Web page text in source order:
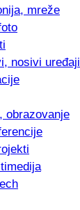
mreže
nosivi uređaji
obrazovanje